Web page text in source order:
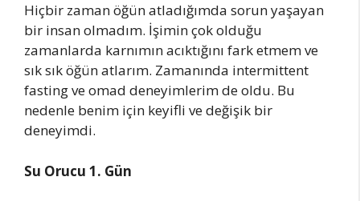
Hiçbir zaman öğün atladığımda sorun yaşayan
bir insan olmadım. İşimin çok olduğu
zamanlarda karnımın acıktığını fark etmem ve
sık sık öğün atlarım. Zamanında intermittent
fasting ve omad deneyimlerim de oldu. Bu
nedenle benim için keyifli ve değişik bir
deneyimdi.
Su Orucu 1. Gün